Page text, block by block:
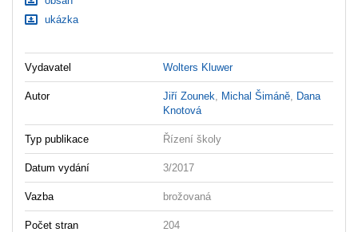
ukázka
Vydavatel Wolters Kluwer
Autor Jiří Zounek Michal Šimáně Dana
Knotová
Typ publikace Řízení školy
Datum vydání 3/2017
Vazba brožovaná
Počet stran 204